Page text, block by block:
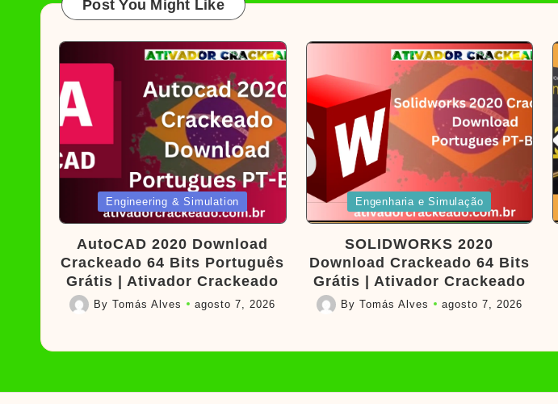
Post You Might Like
Posted
in
Engineering & Simulation
AutoCAD 2020 Download
Crackeado 64 Bits Português
Grátis | Ativador Crackeado
Posted
ByTomás Alves agosto 7, 2026
Posted
in
Engenharia e Simulação
SOLIDWORKS 2020
Download Crackeado 64 Bits
Grátis | Ativador Crackeado
Posted
By Tomás Alves agosto 7, 2026